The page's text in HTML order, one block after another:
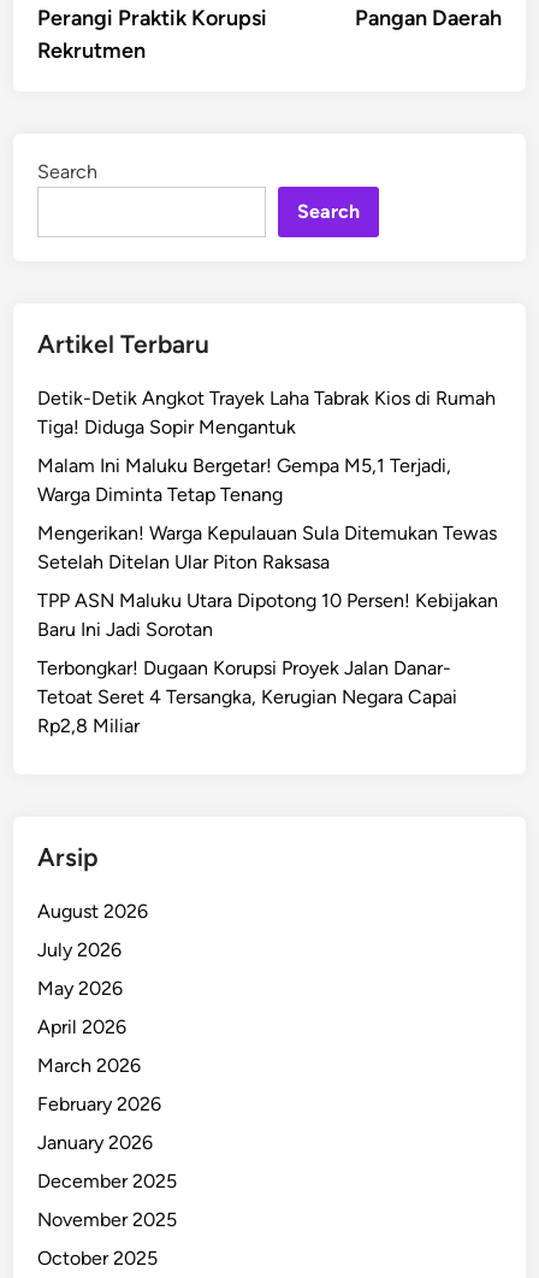
Perangi Praktik Korupsi
Rekrutmen
Pangan Daerah
Search
Search
Artikel Terbaru
Detik-Detik Angkot Trayek Laha Tabrak Kios di Rumah
Tiga! Diduga Sopir Mengantuk
Malam Ini Maluku Bergetar! Gempa M5,1 Terjadi,
Warga Diminta Tetap Tenang
Mengerikan! Warga Kepulauan Sula Ditemukan Tewas
Setelah Ditelan Ular Piton Raksasa
TPP ASN Maluku Utara Dipotong 10 Persen! Kebijakan
Baru Ini Jadi Sorotan
Terbongkar! Dugaan Korupsi Proyek Jalan Danar-
Tetoat Seret 4 Tersangka, Kerugian Negara Capai
Rp2,8 Miliar
Arsip
August 2026
July 2026
May 2026
April 2026
March 2026
February 2026
January 2026
December 2025
November 2025
October 2025